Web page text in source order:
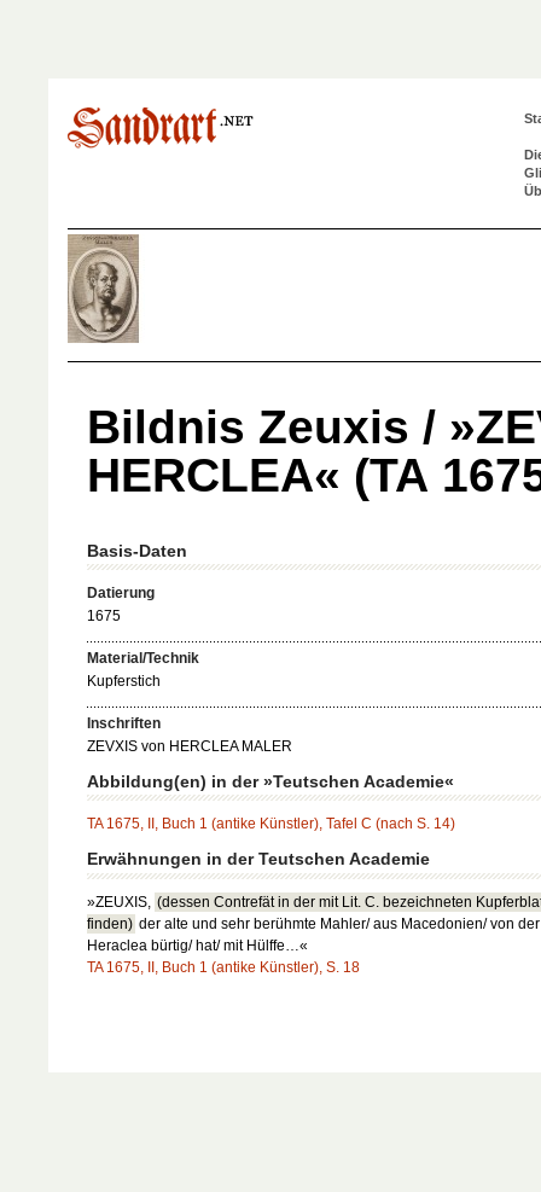
Bildnis Zeuxis /
HERCLEA« (TA
Basis-Daten
Datierung
1675
Material/Technik
Kupferstich
Inschriften
ZEVXIS von HERCLEA MALER
Abbildung(en) in der »Teutschen Academie«
TA 1675, II, Buch 1 (antike Künstler), Tafel C (nach S. 14)
Erwähnungen in der Teutschen Academie
»ZEUXIS, (dessen Contrefät in der mit Lit. C. bezeichneten
finden) der alte und sehr berühmte Mahler/ aus Macedonien/ von
Heraclea bürtig/ hat/ mit Hülffe…«
TA 1675, II, Buch 1 (antike Künstler), S. 18